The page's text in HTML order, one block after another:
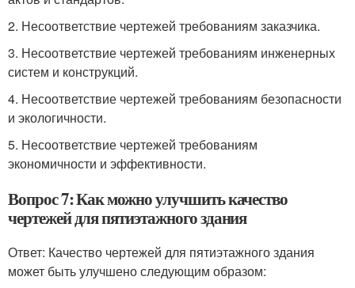
2. Несоответствие чертежей требованиям заказчика.
3. Несоответствие чертежей требованиям инженерных
систем и конструкций.
4. Несоответствие чертежей требованиям безопасности
и экологичности.
5. Несоответствие чертежей требованиям
экономичности и эффективности.
Вопрос 7: Как можно улучшить качество
чертежей для пятиэтажного здания
Ответ: Качество чертежей для пятиэтажного здания
может быть улучшено следующим образом: